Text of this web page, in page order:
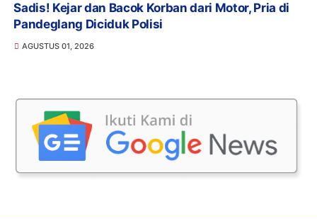
Sadis! Kejar dan Bacok Korban dari Motor, Pria di
Pandeglang Diciduk Polisi
AGUSTUS 01, 2026